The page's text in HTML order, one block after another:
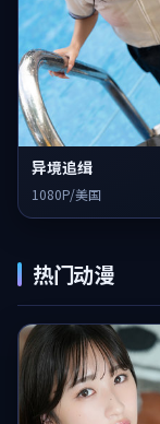
异境追缉
1080P/美国
热门动漫